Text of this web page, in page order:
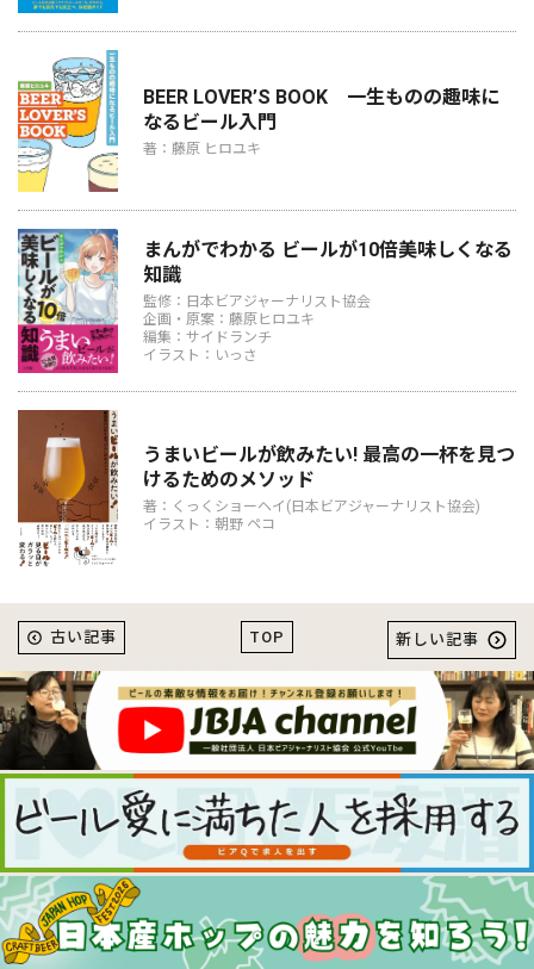
BEER LOVER’S BOOK 一生ものの趣味に
なるビール入門
著：藤原 ヒロユキ
まんがでわかる ビールが10倍美味しくなる
知識
監修：日本ビアジャーナリスト協会
企画・原案：藤原ヒロユキ
編集：サイドランチ
イラスト：いっさ
うまいビールが飲みたい! 最高の一杯を見つ
けるためのメソッド
著：くっくショーヘイ(日本ビアジャーナリスト協会)
イラスト：朝野 ペコ
TOP
古い記事 新しい記事